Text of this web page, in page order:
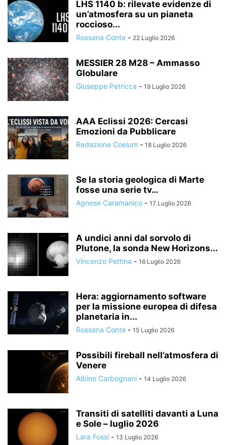
LHS 1140 b: rilevate evidenze di
un’atmosfera su un pianeta
roccioso...
Rossana Conte - 22 Luglio 2026
MESSIER 28 M28 – Ammasso
Globulare
Giuseppe Petricca - 19 Luglio 2026
AAA Eclissi 2026: Cercasi
Emozioni da Pubblicare
Redazione Coelum - 18 Luglio 2026
Se la storia geologica di Marte
fosse una serie tv…
Agnese Caramanico - 17 Luglio 2026
A undici anni dal sorvolo di
Plutone, la sonda New Horizons...
Vincenzo Pettina - 16 Luglio 2026
Hera: aggiornamento software
per la missione europea di difesa
planetaria in...
Rossana Conte - 15 Luglio 2026
Possibili fireball nell’atmosfera di
Venere
Albino Carbognani - 14 Luglio 2026
Transiti di satelliti davanti a Luna
e Sole – luglio 2026
Lara Fossi - 13 Luglio 2026